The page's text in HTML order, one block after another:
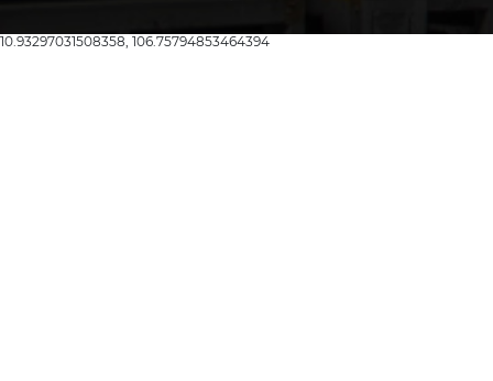
10.93297031508358, 106.75794853464394